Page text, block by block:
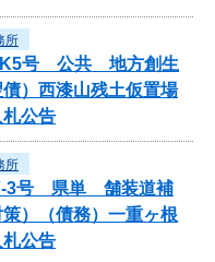
所
K5号 公共 地方創生
）西漆山残土仮置場
公告
所
3号 県単 舗装道補
）（債務）一重ヶ根
公告